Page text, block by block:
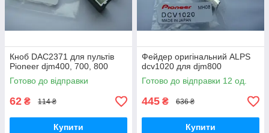
Кноб DAC2371 для пультів
Pioneer djm400, 700, 800
Готово до відправки
62 ₴ 114 ₴
Купити
Фейдер оригінальний ALPS
dcv1020 для djm800
Готово до відправки 12 од.
445 ₴ 636 ₴
Купити